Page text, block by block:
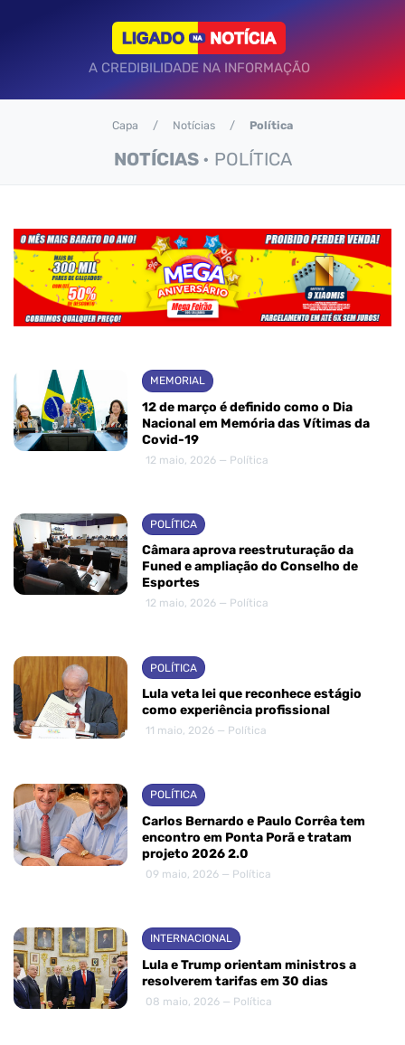
A CREDIBILIDADE NA INFORMAÇÃO
NOTÍCIAS • POLÍTICA
Capa Notícias Política
MEMORIAL
12 de março é definido como o Dia
Nacional em Memória das Vítimas da
Covid-19
12 maio, 2026 — Política
POLÍTICA
Câmara aprova reestruturação da
Funed e ampliação do Conselho de
Esportes
12 maio, 2026 — Política
POLÍTICA
Lula veta lei que reconhece estágio
como experiência profissional
11 maio, 2026 — Política
POLÍTICA
Carlos Bernardo e Paulo Corrêa tem
encontro em Ponta Porã e tratam
projeto 2026 2.0
09 maio, 2026 — Política
INTERNACIONAL
Lula e Trump orientam ministros a
resolverem tarifas em 30 dias
08 maio, 2026 — Política